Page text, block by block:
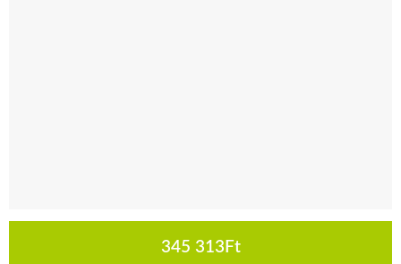
345 313 Ft